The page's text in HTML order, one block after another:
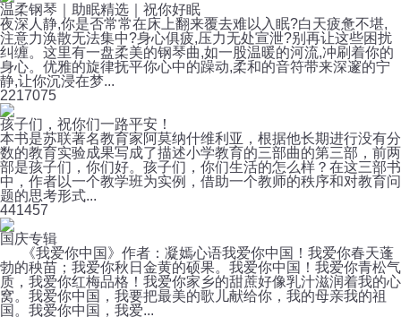
温柔钢琴｜助眠精选｜祝你好眠
夜深人静,你是否常常在床上翻来覆去难以入眠?白天疲惫不堪,
注意力涣散无法集中?身心俱疲,压力无处宣泄?别再让这些困扰
纠缠。这里有一盘柔美的钢琴曲,如一股温暖的河流,冲刷着你的
身心。优雅的旋律抚平你心中的躁动,柔和的音符带来深邃的宁
静,让你沉浸在梦...
2217075
孩子们，祝你们一路平安！
本书是苏联著名教育家阿莫纳什维利亚，根据他长期进行没有分
数的教育实验成果写成了描述小学教育的三部曲的第三部，前两
部是孩子们，你们好。孩子们，你们生活的怎么样？在这三部书
中，作者以一个教学班为实例，借助一个教师的秩序和对教育问
题的思考形式...
441457
国庆专辑
《我爱你中国》作者：凝嫣心语我爱你中国！我爱你春天蓬
勃的秧苗；我爱你秋日金黄的硕果。我爱你中国！我爱你青松气
质，我爱你红梅品格！我爱你家乡的甜蔗好像乳汁滋润着我的心
窝。我爱你中国，我要把最美的歌儿献给你，我的母亲我的祖
国。我爱你中国，我爱...